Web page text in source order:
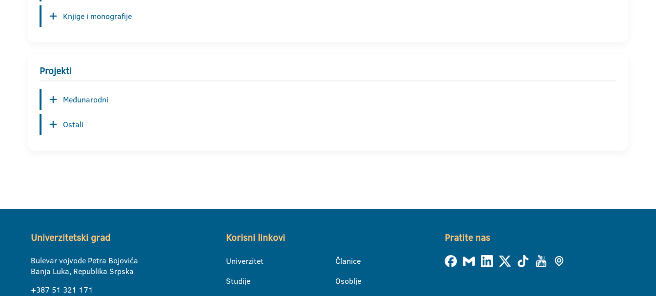
Knjige i monografije
Projekti
Međunarodni
Ostali
Univerzitetski grad
Bulevar vojvode Petra Bojovića
Banja Luka, Republika Srpska
+387 51 321 171
Korisni linkovi
Univerzitet
Studije
Članice
Osoblje
Pratite nas